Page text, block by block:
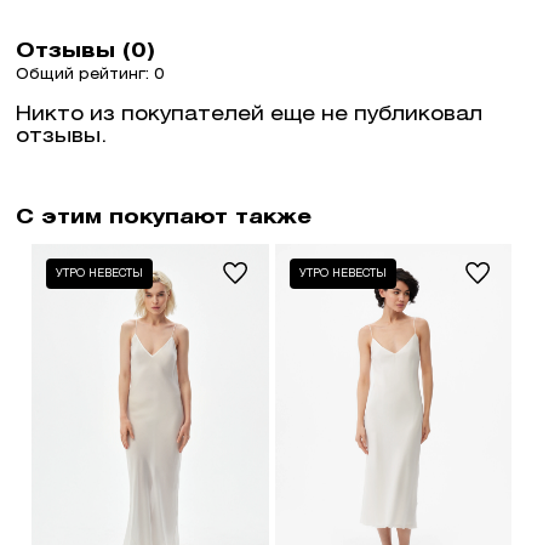
Отзывы (0)
Общий рейтинг: 0
Никто из покупателей еще не публиковал
отзывы.
С этим покупают также
УТРО НЕВЕСТЫ УТРО НЕВЕСТЫ